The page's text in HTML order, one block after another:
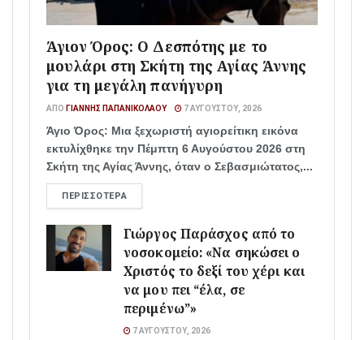
Άγιον Όρος: Ο Δεσπότης με το
μουλάρι στη Σκήτη της Αγίας Άννης
για τη μεγάλη πανήγυρη
ΑΠΌ ΓΙΆΝΝΗΣ ΠΑΠΑΝΙΚΟΛΆΟΥ 7 ΑΥΓΟΎΣΤΟΥ, 2026
Άγιο Όρος: Μια ξεχωριστή αγιορείτικη εικόνα
εκτυλίχθηκε την Πέμπτη 6 Αυγούστου 2026 στη
Σκήτη της Αγίας Άννης, όταν ο Σεβασμιώτατος,...
ΠΕΡΙΣΣΌΤΕΡΑ
Γιώργος Παράσχος από το
νοσοκομείο: «Να σηκώσει ο
Χριστός το δεξί του χέρι και
να μου πει “έλα, σε
περιμένω”»
7 ΑΥΓΟΎΣΤΟΥ, 2026